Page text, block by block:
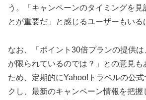
う。「キャンペーンのタイミングを見
とが重要だ」と感じるユーザーもいる
なお、「ポイント30倍プランの提供
が限られているのでは？」との意見
ため、定期的にYahoo!トラベルの公
クし、最新のキャンペーン情報を把